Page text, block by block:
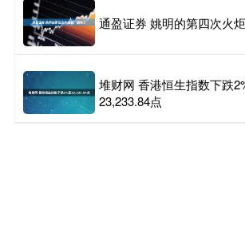
通盈证券 姚明的第四次火
堆财网 香港恒生指数下跌
23,233.84点